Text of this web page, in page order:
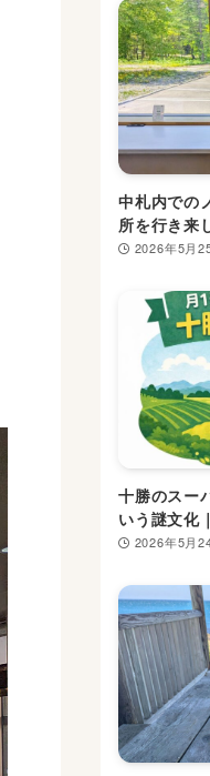
中札内での
所を行き来
2026年5月
十勝のスー
いう謎文化
2026年5月